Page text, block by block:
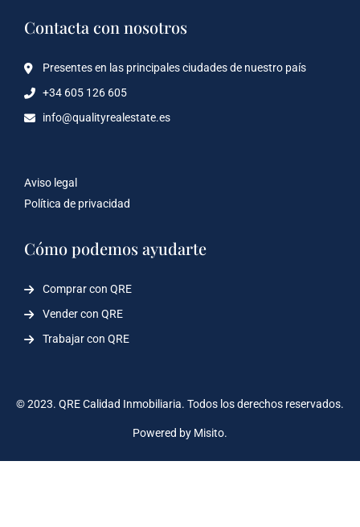
Contacta con nosotros
Presentes en las principales ciudades de nuestro país
+34 605 126 605
info@qualityrealestate.es
Aviso legal
Política de privacidad
Cómo podemos ayudarte
Comprar con QRE
Vender con QRE
Trabajar con QRE
© 2023. QRE Calidad Inmobiliaria. Todos los derechos reservados.
Powered by Misito.